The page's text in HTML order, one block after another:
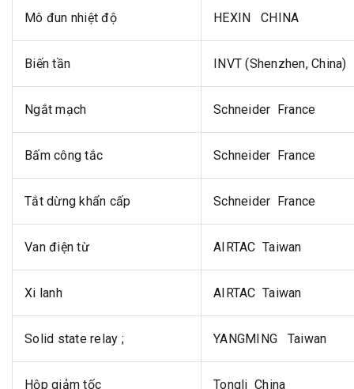
Mô đun nhiệt độ HEXIN CHINA
Biến tần INVT (Shenzhen, China)
Ngắt mạch Schneider France
Bấm công tắc Schneider France
Tắt dừng khẩn cấp Schneider France
Van điện từ AIRTAC Taiwan
Xi lanh AIRTAC Taiwan
Solid state relay ; YANGMING Taiwan
Hộp giảm tốc Tongli China